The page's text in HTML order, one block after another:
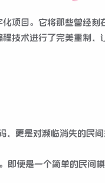
化项目。它将那些曾经
技术进行了完美重制
，更是对濒临消失的民
。即便是一个简单的民间